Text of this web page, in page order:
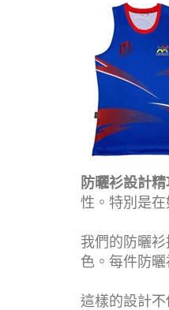
防曬衫設計
性。特別是
我們的防曬
色。每件防
這樣的設計